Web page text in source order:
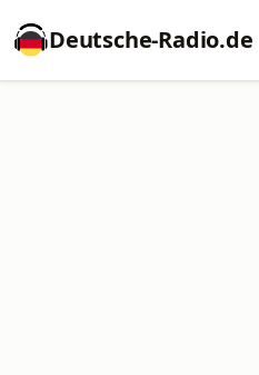
Deutsche-Radio.de